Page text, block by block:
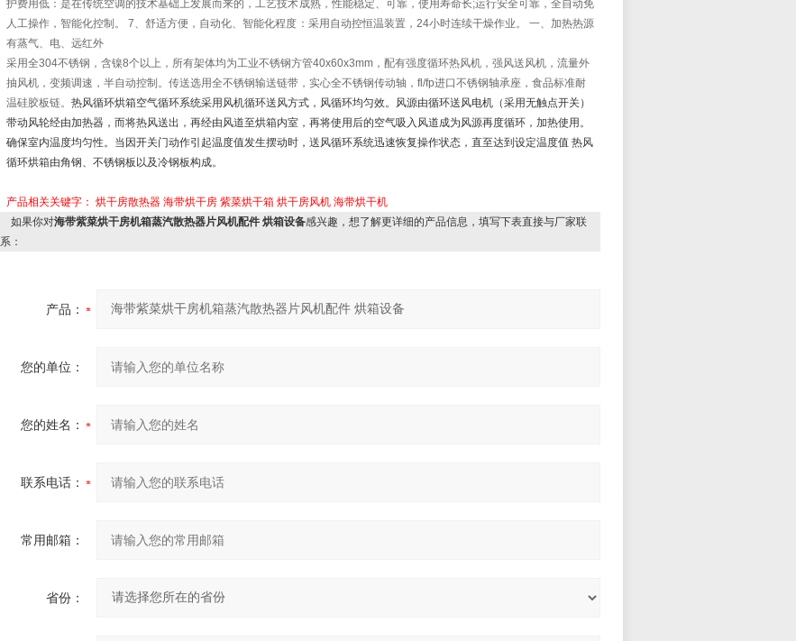
护费用低：是在传统空调的技术基础上发展而来的，工艺技术成熟，性能稳定、可靠，使用寿命长;运行安全可靠，全自动免
人工操作，智能化控制。 7、舒适方便，自动化、智能化程度：采用自动控恒温装置，24小时连续干燥作业。 一、加热热源
有蒸气、电、远红外
采用全304不锈钢，含镍8个以上，所有架体均为工业不锈钢方管40x60x3mm，配有强度循环热风机，强风送风机，流量外
抽风机，变频调速，半自动控制。传送选用全不锈钢输送链带，实心全不锈钢传动轴，fl/fp进口不锈钢轴承座，食品标准耐
温硅胶板链。 热风循环烘箱空气循环系统采用风机循环送风方式，风循环均匀效。风源由循环送风电机（采用无触点开关）
带动风轮经由加热器，而将热风送出，再经由风道至烘箱内室，再将使用后的空气吸入风道成为风源再度循环，加热使用。
确保室内温度均匀性。当因开关门动作引起温度值发生摆动时，送风循环系统迅速恢复操作状态，直至达到设定温度值 热风
循环烘箱由角钢、不锈钢板以及冷钢板构成。
产品相关关键字： 烘干房散热器 海带烘干房 紫菜烘干箱 烘干房风机 海带烘干机
如果你对海带紫菜烘干房机箱蒸汽散热器片风机配件 烘箱设备感兴趣，想了解更详细的产品信息，填写下表直接与厂家联
系：
产品：
您的单位：
您的姓名：
联系电话：
常用邮箱：
省份：